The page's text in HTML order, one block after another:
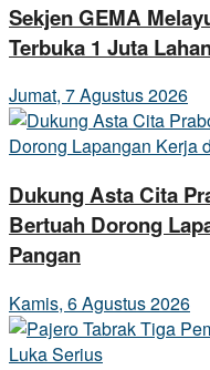
Sekjen GEMA
Terbuka 1 Juta
Jumat, 7 Agustus 2026
Dukung Asta Cita
Bertuah Dorong
Pangan
Kamis, 6 Agustus 2026